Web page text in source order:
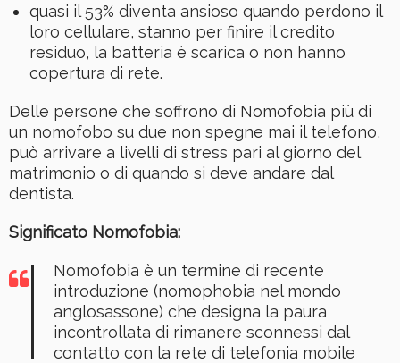
quasi il 53% diventa ansioso quando perdono il
loro cellulare, stanno per finire il credito
residuo, la batteria è scarica o non hanno
copertura di rete.
Delle persone che soffrono di Nomofobia più di
un nomofobo su due non spegne mai il telefono,
può arrivare a livelli di stress pari al giorno del
matrimonio o di quando si deve andare dal
dentista.
Significato Nomofobia:
Nomofobia è un termine di recente
introduzione (nomophobia nel mondo
anglosassone) che designa la paura
incontrollata di rimanere sconnessi dal
contatto con la rete di telefonia mobile